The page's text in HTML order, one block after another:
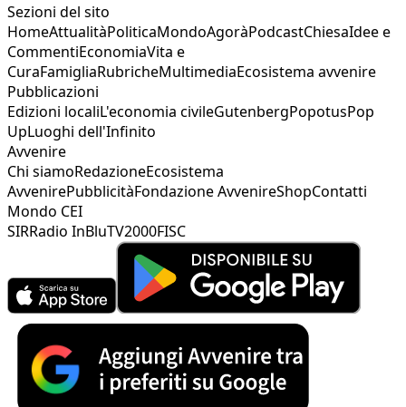
Sezioni del sito
HomeAttualitàPoliticaMondoAgoràPodcastChiesaIdee e
CommentiEconomiaVita e
CuraFamigliaRubricheMultimediaEcosistema avvenire
Pubblicazioni
Edizioni localiL'economia civileGutenbergPopotusPop
UpLuoghi dell'Infinito
Avvenire
Chi siamoRedazioneEcosistema
AvvenirePubblicitàFondazione AvvenireShopContatti
Mondo CEI
SIRRadio InBluTV2000FISC